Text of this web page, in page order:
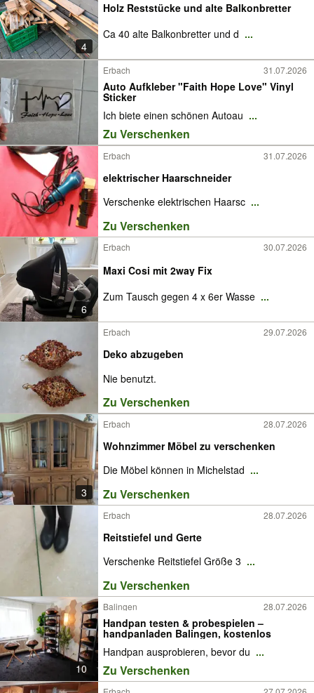
4
Holz Reststücke und alte Balkonbretter
Ca 40 alte Balkonbretter und d ...
Erbach 31.07.2026
Auto Aufkleber "Faith Hope Love" Vinyl
Sticker
Ich biete einen schönen Autoau ...
Zu Verschenken
Erbach 31.07.2026
elektrischer Haarschneider
Verschenke elektrischen Haarsc ...
Zu Verschenken
6
Erbach 30.07.2026
Maxi Cosi mit 2way Fix
Zum Tausch gegen 4 x 6er Wasse ...
Erbach 29.07.2026
Deko abzugeben
Nie benutzt.
Zu Verschenken
3
Erbach 28.07.2026
Wohnzimmer Möbel zu verschenken
Die Möbel können in Michelstad ...
Zu Verschenken
Erbach 28.07.2026
Reitstiefel und Gerte
Verschenke Reitstiefel Größe 3 ...
Zu Verschenken
10
Balingen 28.07.2026
Handpan testen & probespielen –
handpanladen Balingen, kostenlos
Handpan ausprobieren, bevor du ...
Zu Verschenken